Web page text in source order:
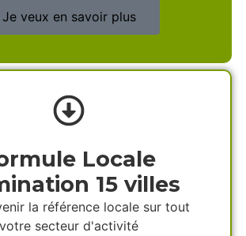
Je veux en savoir plus
Locale
15 villes
la référence locale sur tout
votre secteur d'activité